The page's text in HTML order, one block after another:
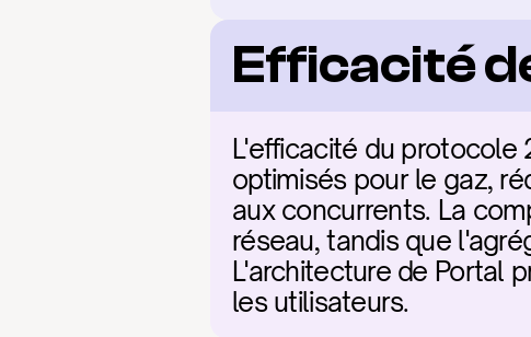
Efficacité
L'efficacité du protocole
optimisés pour le gaz,
aux concurrents. La
réseau, tandis que
L'architecture de Portal
les utilisateurs.